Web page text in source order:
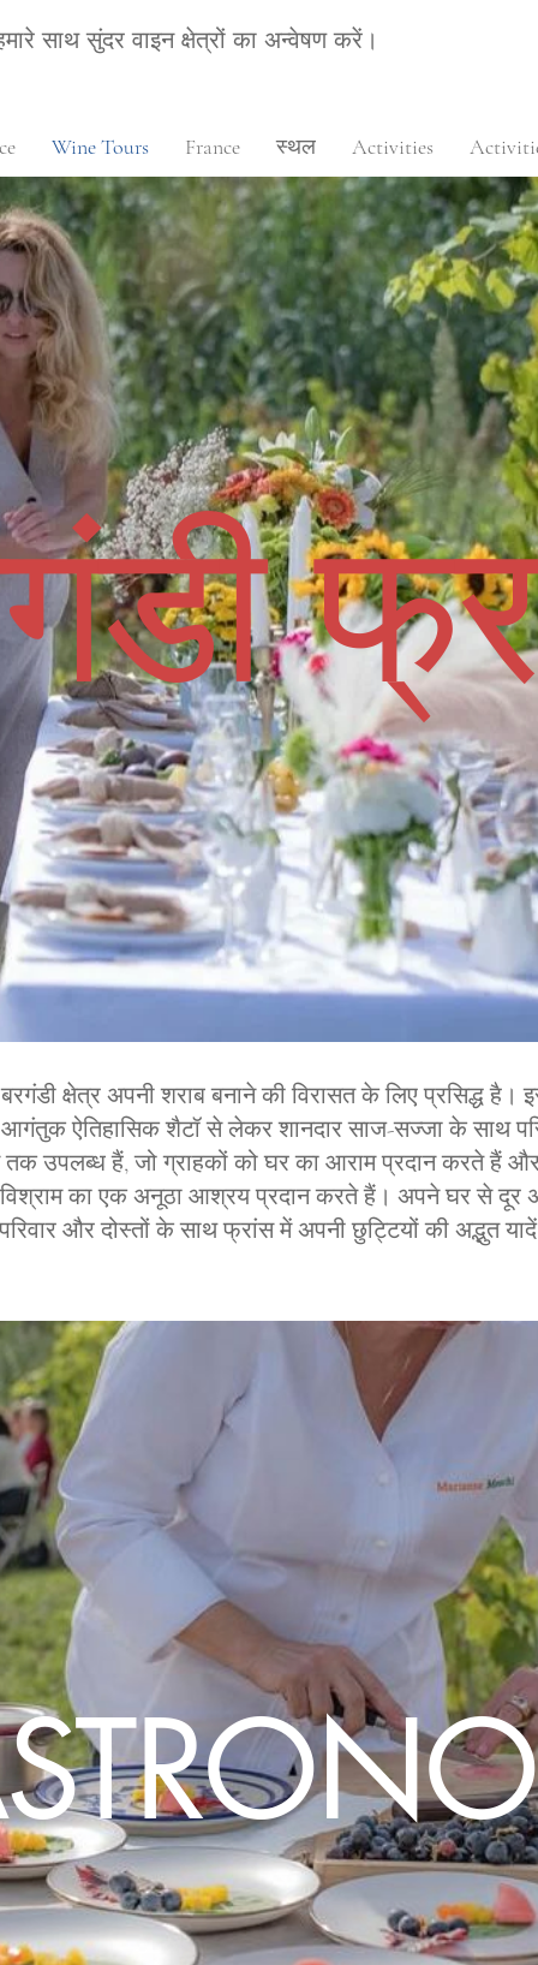
साथ सुंदर वाइन क्षेत्रों का अन्वेषण करें।
Wine Tours France स्थल Activities
क्षेत्र अपनी शराब बनाने की विरासत के लिए प्रसिद्ध
आगंतुक ऐतिहासिक शैटॉ से लेकर शानदार साज-सज्जा के साथ
उपलब्ध हैं, जो ग्राहकों को घर का आराम प्रदान करते हैं
का एक अनूठा आश्रय प्रदान करते हैं। अपने घर से
और दोस्तों के साथ फ्रांस में अपनी छुट्टियों की अद्भुत